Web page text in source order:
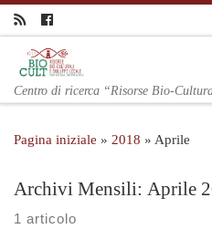
Centro di ricerca “Risorse Bio-
Pagina iniziale » 2018 » Aprile
Archivi Mensili: Aprile
1 articolo